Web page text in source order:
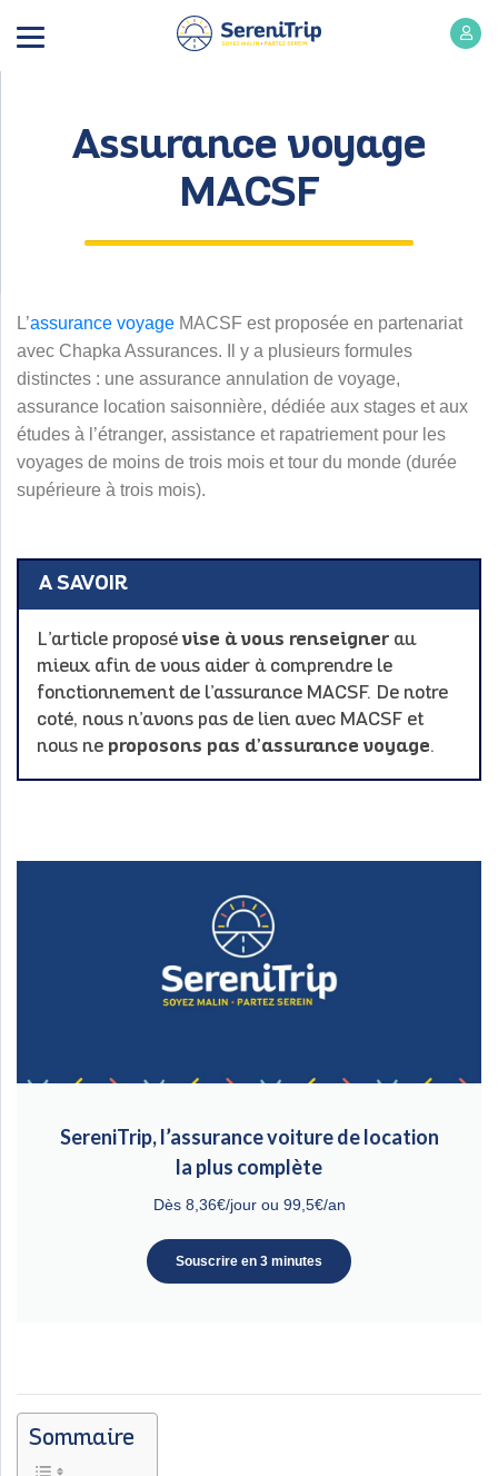
Assurance voyage
MACSF
L’assurance voyage MACSF est proposée en partenariat
avec Chapka Assurances. Il y a plusieurs formules
distinctes : une assurance annulation de voyage,
assurance location saisonnière, dédiée aux stages et aux
études à l’étranger, assistance et rapatriement pour les
voyages de moins de trois mois et tour du monde (durée
supérieure à trois mois).
A SAVOIR
L’article proposé vise à vous renseigner au
mieux afin de vous aider à comprendre le
fonctionnement de l’assurance MACSF. De notre
coté, nous n’avons pas de lien avec MACSF et
nous ne proposons pas d’assurance voyage.
SereniTrip, l’assurance voiture de location
la plus complète
Dès 8,36€/jour ou 99,5€/an
Souscrire en 3 minutes
Sommaire